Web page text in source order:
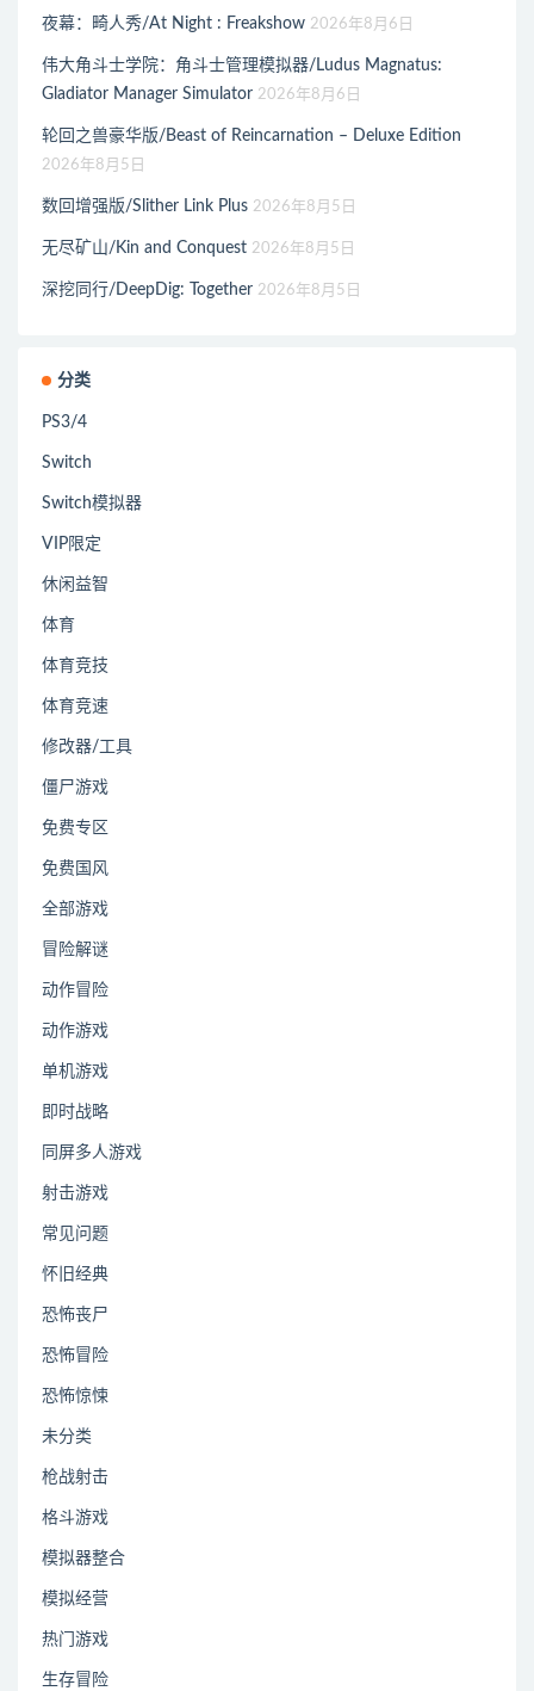
夜幕：畸人秀/At Night : Freakshow 2026年8月6日
伟大角斗士学院：角斗士管理模拟器/Ludus Magnatus:
Gladiator Manager Simulator 2026年8月6日
轮回之兽豪华版/Beast of Reincarnation – Deluxe Edition
2026年8月5日
数回增强版/Slither Link Plus 2026年8月5日
无尽矿山/Kin and Conquest 2026年8月5日
深挖同行/DeepDig: Together 2026年8月5日
分类
PS3/4
Switch
Switch模拟器
VIP限定
休闲益智
体育
体育竞技
体育竞速
修改器/工具
僵尸游戏
免费专区
免费国风
全部游戏
冒险解谜
动作冒险
动作游戏
单机游戏
即时战略
同屏多人游戏
射击游戏
常见问题
怀旧经典
恐怖丧尸
恐怖冒险
恐怖惊悚
未分类
枪战射击
格斗游戏
模拟器整合
模拟经营
热门游戏
生存冒险